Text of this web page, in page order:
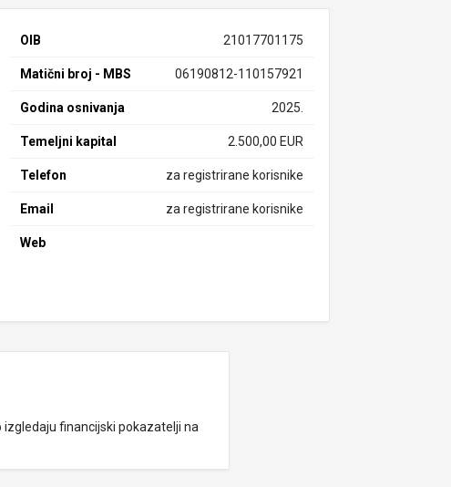
OIB 21017701175
Matični broj - MBS 06190812-110157921
Godina osnivanja 2025.
Temeljni kapital 2.500,00 EUR
Telefon za registrirane korisnike
Email za registrirane korisnike
Web
izgledaju financijski pokazatelji na